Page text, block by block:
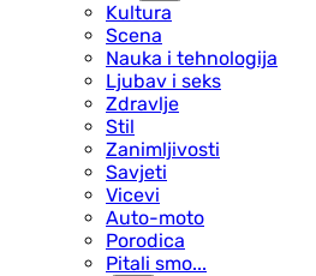
Kultura
Scena
Nauka i tehnologija
Ljubav i seks
Zdravlje
Stil
Zanimljivosti
Savjeti
Vicevi
Auto-moto
Porodica
Pitali smo...